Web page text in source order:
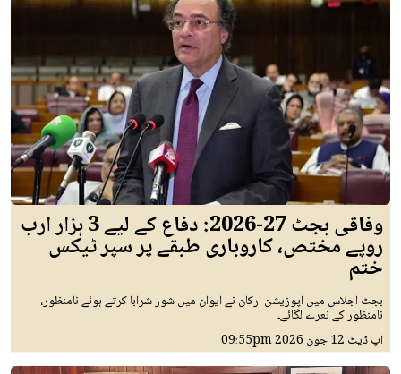
وفاقی بجٹ 27-2026: دفاع کے لیے 3 ہزار ارب
روپے مختص، کاروباری طبقے پر سپر ٹیکس
ختم
بجٹ اجلاس میں اپوزیشن ارکان نے ایوان میں شور شرابا کرتے ہوئے نامنظور،
نامنظور کے نعرے لگائے۔
اپ ڈیٹ 12 جون 2026 09:55pm